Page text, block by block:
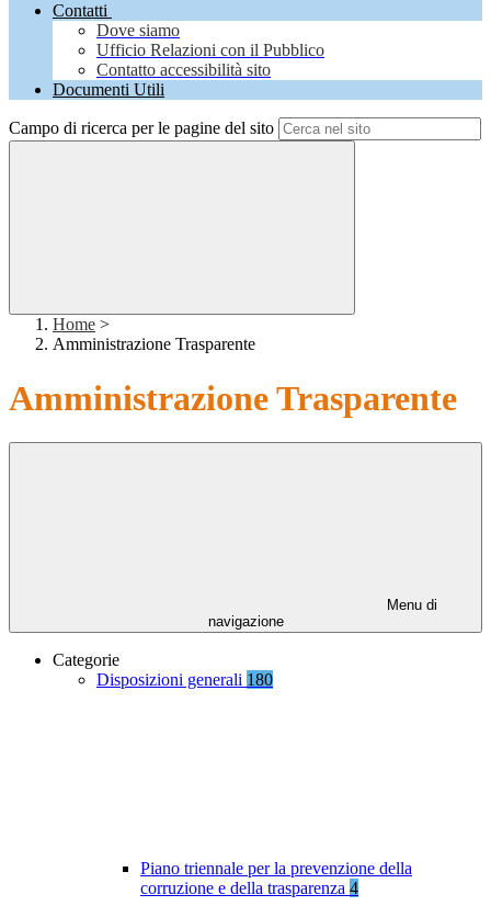
Contatti
Dove siamo
Ufficio Relazioni con il Pubblico
Contatto accessibilità sito
Documenti Utili
Campo di ricerca per le pagine del sito
Home >
Amministrazione Trasparente
Amministrazione Trasparente
Menu di
navigazione
Categorie
Disposizioni generali 180
Piano triennale per la prevenzione della
corruzione e della trasparenza 4